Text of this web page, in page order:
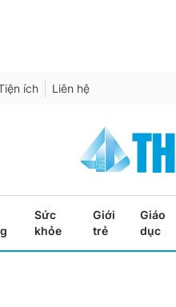
ích Liên hệ
Sức
khỏe
Giới
trẻ
Giáo
dục